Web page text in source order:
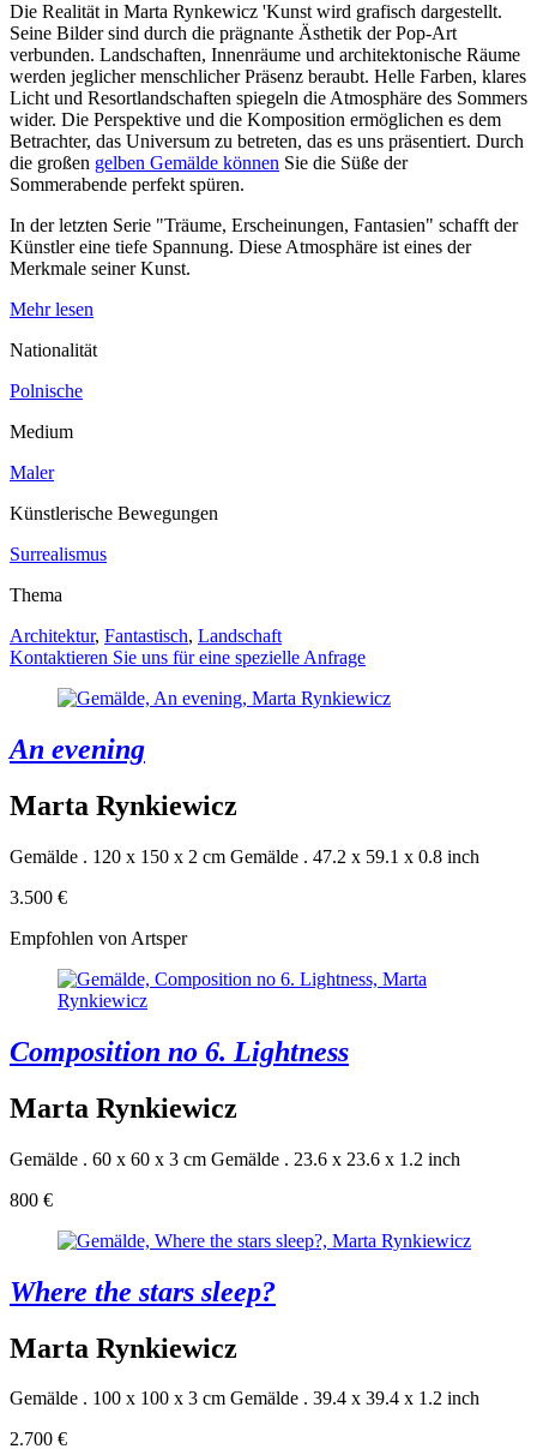
Die Realität in Marta Rynkewicz 'Kunst wird grafisch dargestellt.
Seine Bilder sind durch die prägnante Ästhetik der Pop-Art
verbunden. Landschaften, Innenräume und architektonische Räume
werden jeglicher menschlicher Präsenz beraubt. Helle Farben, klares
Licht und Resortlandschaften spiegeln die Atmosphäre des Sommers
wider. Die Perspektive und die Komposition ermöglichen es dem
Betrachter, das Universum zu betreten, das es uns präsentiert. Durch
die großen gelben Gemälde können Sie die Süße der
Sommerabende perfekt spüren.
In der letzten Serie "Träume, Erscheinungen, Fantasien" schafft der
Künstler eine tiefe Spannung. Diese Atmosphäre ist eines der
Merkmale seiner Kunst.
Mehr lesen
Nationalität
Polnische
Medium
Maler
Künstlerische Bewegungen
Surrealismus
Thema
Architektur, Fantastisch, Landschaft
Kontaktieren Sie uns für eine spezielle Anfrage
An evening
Marta Rynkiewicz
Gemälde . 120 x 150 x 2 cm Gemälde . 47.2 x 59.1 x 0.8 inch
3.500 €
Empfohlen von Artsper
Composition no 6. Lightness
Marta Rynkiewicz
Gemälde . 60 x 60 x 3 cm Gemälde . 23.6 x 23.6 x 1.2 inch
800 €
Where the stars sleep?
Marta Rynkiewicz
Gemälde . 100 x 100 x 3 cm Gemälde . 39.4 x 39.4 x 1.2 inch
2.700 €